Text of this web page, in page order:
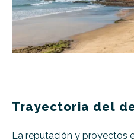
Trayectoria del
La reputación y proyectos